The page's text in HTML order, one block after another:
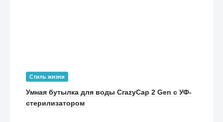
Стиль жизни
Умная бутылка для воды CrazyCap 2 Gen с УФ-
стерилизатором